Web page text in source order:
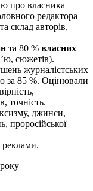
про власника
редактора
склад авторів,
та 80 % власних
сюжетів).
журналістських
за 85 %. Оцінювали
точність.
джинси,
проросійської
реклами.